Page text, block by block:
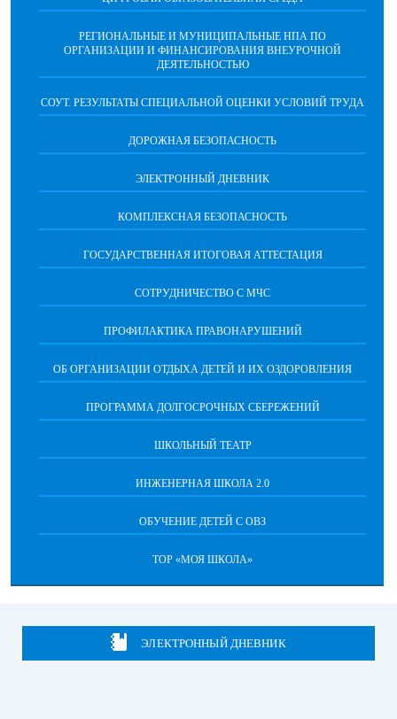
РЕГИОНАЛЬНЫЕ И МУНИЦИПАЛЬНЫЕ НПА ПО
ОРГАНИЗАЦИИ И ФИНАНСИРОВАНИЯ ВНЕУРОЧНОЙ
ДЕЯТЕЛЬНОСТЬЮ
СОУТ. РЕЗУЛЬТАТЫ СПЕЦИАЛЬНОЙ ОЦЕНКИ УСЛОВИЙ ТРУДА
ДОРОЖНАЯ БЕЗОПАСНОСТЬ
ЭЛЕКТРОННЫЙ ДНЕВНИК
КОМПЛЕКСНАЯ БЕЗОПАСНОСТЬ
ГОСУДАРСТВЕННАЯ ИТОГОВАЯ АТТЕСТАЦИЯ
CОТРУДНИЧЕСТВО С МЧС
ПРОФИЛАКТИКА ПРАВОНАРУШЕНИЙ
ОБ ОРГАНИЗАЦИИ ОТДЫХА ДЕТЕЙ И ИХ ОЗДОРОВЛЕНИЯ
ПРОГРАММА ДОЛГОСРОЧНЫХ СБЕРЕЖЕНИЙ
ШКОЛЬНЫЙ ТЕАТР
ИНЖЕНЕРНАЯ ШКОЛА 2.0
ОБУЧЕНИЕ ДЕТЕЙ С ОВЗ
ТОР «МОЯ ШКОЛА»
ЭЛЕКТРОННЫЙ ДНЕВНИК